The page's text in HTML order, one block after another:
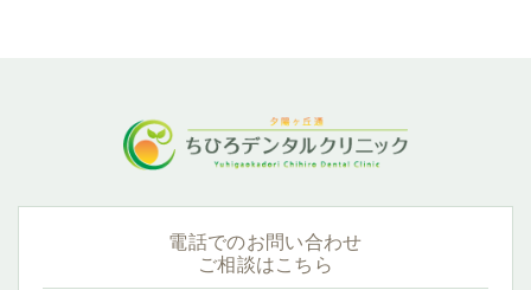
電話でのお問い合わせ
ご相談はこちら